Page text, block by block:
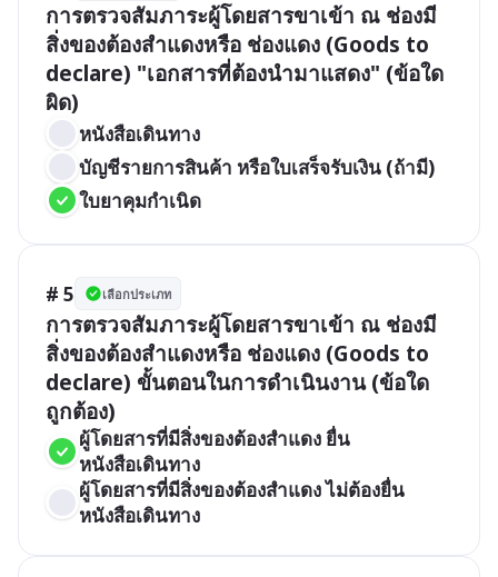
การตรวจสัมภาระผู้โดยสารขาเข้า ณ ช่องมี
สิ่งของต้องสำแดงหรือ ช่องแดง (Goods to
declare) "เอกสารที่ต้องนำมาแสดง" (ข้อใด
ผิด)
หนังสือเดินทาง
บัญชีรายการสินค้า หรือใบเสร็จรับเงิน (ถ้ามี)
ใบยาคุมกำเนิด
# 5 เลือกประเภท
การตรวจสัมภาระผู้โดยสารขาเข้า ณ ช่องมี
สิ่งของต้องสำแดงหรือ ช่องแดง (Goods to
declare) ขั้นตอนในการดำเนินงาน (ข้อใด
ถูกต้อง)
ผู้โดยสารที่มีสิ่งของต้องสำแดง ยื่น
หนังสือเดินทาง
ผู้โดยสารที่มีสิ่งของต้องสำแดง ไม่ต้องยื่น
หนังสือเดินทาง